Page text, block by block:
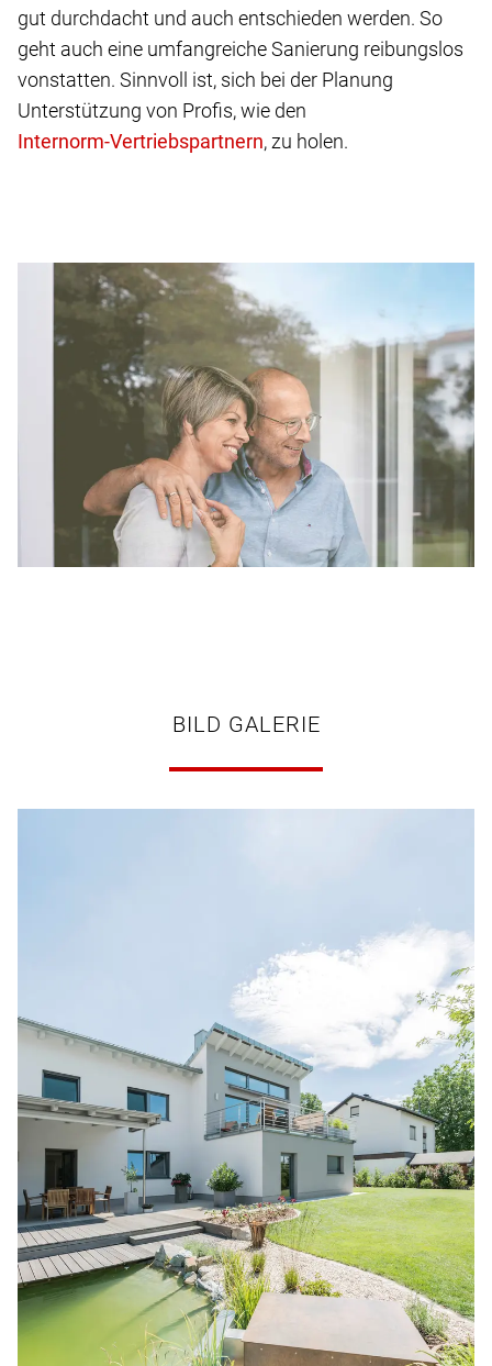
gut durchdacht und auch entschieden werden. So
geht auch eine umfangreiche Sanierung reibungslos
vonstatten. Sinnvoll ist, sich bei der Planung
Unterstützung von Profis, wie den
, zu holen.
BILD GALERIE